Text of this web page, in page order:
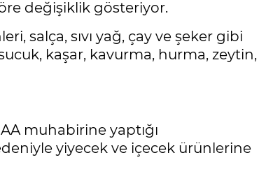
değişiklik gösteriyor.
salça, sıvı yağ, çay ve şeker gibi
kaşar, kavurma, hurma, zeytin,
muhabirine yaptığı
yiyecek ve içecek ürünlerine